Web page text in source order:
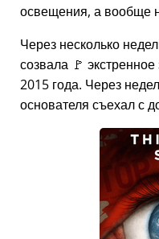
освещения, а вообще
Через несколько
созвала 🚩
2015 года. Через
основателя съехал с